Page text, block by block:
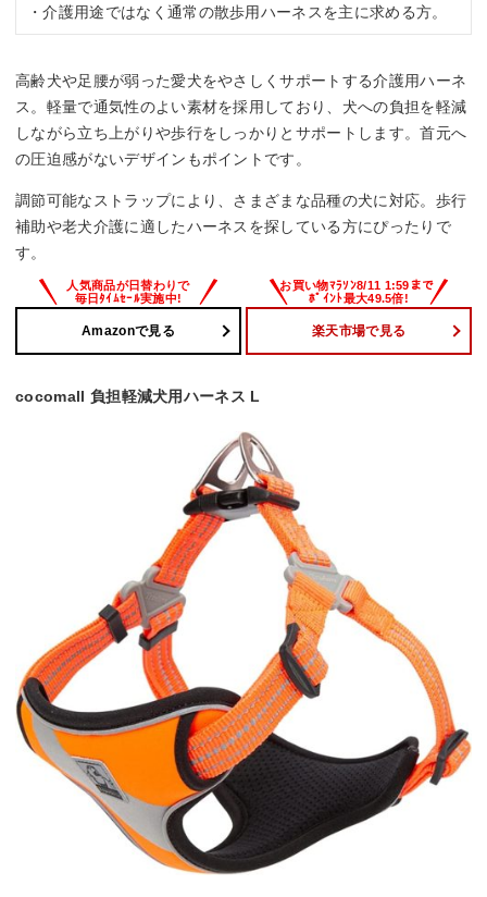
・介護用途ではなく通常の散歩用ハーネスを主に求める方。
高齢犬や足腰が弱った愛犬をやさしくサポートする介護用ハーネ
ス。軽量で通気性のよい素材を採用しており、犬への負担を軽減
しながら立ち上がりや歩行をしっかりとサポートします。首元へ
の圧迫感がないデザインもポイントです。
調節可能なストラップにより、さまざまな品種の犬に対応。歩行
補助や老犬介護に適したハーネスを探している方にぴったりで
す。
Amazonで見る 楽天市場で見る
cocomall 負担軽減犬用ハーネス L